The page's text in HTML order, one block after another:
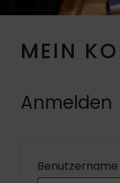
MEIN
Anmelden